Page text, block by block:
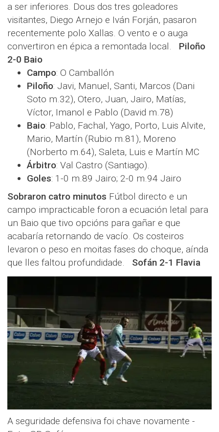
a ser inferiores. Dous dos tres goleadores
visitantes, Diego Arnejo e Iván Forján, pasaron
recentemente polo Xallas. O vento e o auga
convertiron en épica a remontada local. Piloño
2-0 Baio
Campo: O Camballón
Piloño: Javi, Manuel, Santi, Marcos (Dani
Soto m.32), Otero, Juan, Jairo, Matías,
Víctor, Imanol e Pablo (David m.78)
Baio: Pablo, Fachal, Yago, Porto, Luis Alvite,
Mario, Martín (Rubio m.81), Moreno
(Norberto m.64), Saleta, Luis e Martín MC
Árbitro: Val Castro (Santiago).
Goles: 1-0 m.89 Jairo; 2-0 m.94 Jairo
Sobraron catro minutos Fútbol directo e un
campo impracticable foron a ecuación letal para
un Baio que tivo opcións para gañar e que
acabaría retornando de vacío. Os costeiros
levaron o peso en moitas fases do choque, aínda
que lles faltou profundidade. Sofán 2-1 Flavia
A seguridade defensiva foi chave novamente -